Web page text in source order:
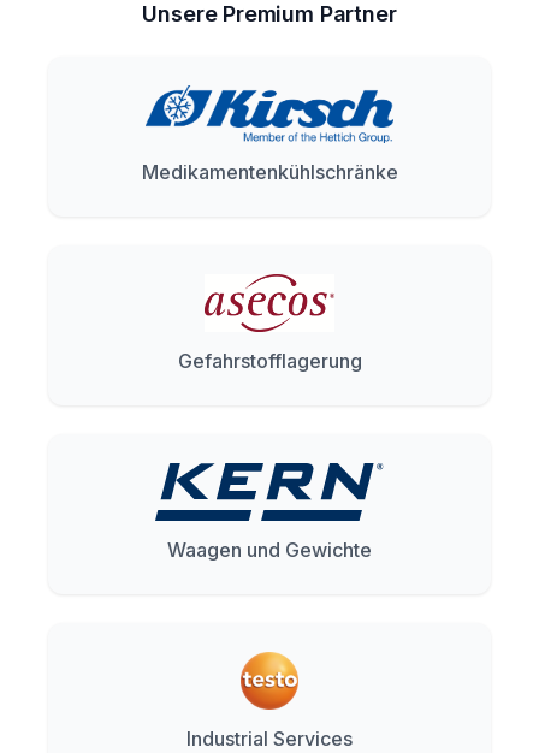
Unsere Premium Partner
Medikamentenkühlschränke
Gefahrstofflagerung
Waagen und Gewichte
Industrial Services